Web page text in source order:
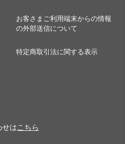
お客さまご利用端末からの情報
の外部送信について
特定商取引法に関する表示
せはこちら